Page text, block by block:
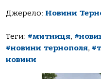
Джерело: Новини
Теги: #митниця,
#новини тернополя,
новини